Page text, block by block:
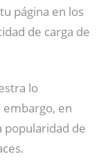
página en los
de carga de
lo
embargo, en
popularidad de